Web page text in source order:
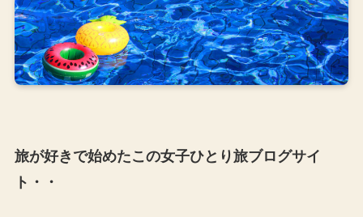
旅が好きで始めたこの女子ひとり旅ブログサイ
ト・・